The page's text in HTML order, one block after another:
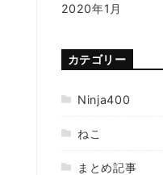
2020年1月
カテゴリー
Ninja400
ねこ
まとめ記事